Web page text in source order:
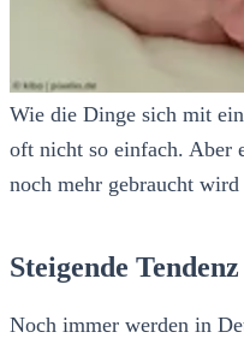
Wie die Dinge sich mit
oft nicht so einfach. Aber
noch mehr gebraucht
Steigende
Noch immer werden in